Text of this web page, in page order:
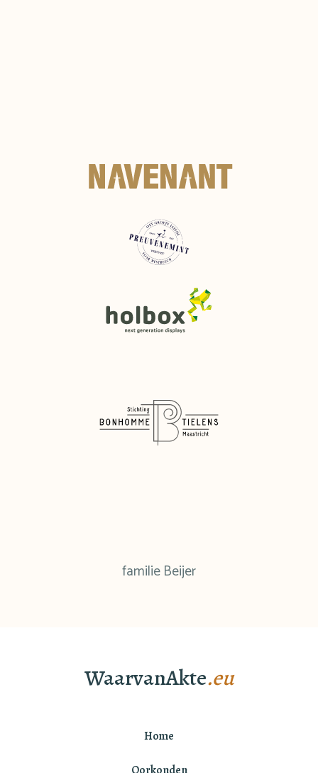
familie Beijer
WaarvanAkte.eu
Home